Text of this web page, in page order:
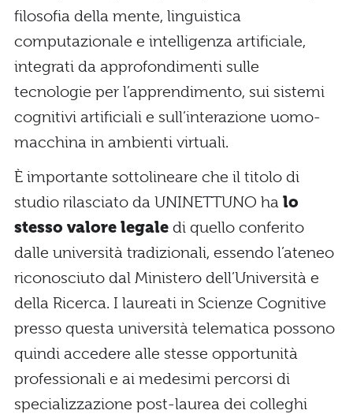
filosofia della mente, linguistica
computazionale e intelligenza artificiale,
integrati da approfondimenti sulle
tecnologie per l’apprendimento, sui sistemi
cognitivi artificiali e sull’interazione uomo-
macchina in ambienti virtuali.
È importante sottolineare che il titolo di
studio rilasciato da UNINETTUNO ha lo
stesso valore legale di quello conferito
dalle università tradizionali, essendo l’ateneo
riconosciuto dal Ministero dell’Università e
della Ricerca. I laureati in Scienze Cognitive
presso questa università telematica possono
quindi accedere alle stesse opportunità
professionali e ai medesimi percorsi di
specializzazione post-laurea dei colleghi